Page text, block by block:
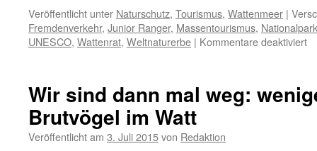
Veröffentlicht unter Naturschutz, Tourismus, Wattenmeer |
Fremdenverkehr, Junior Ranger, Massentourismus,
UNESCO, Wattenrat, Weltnaturerbe | Kommentare deaktiviert
Wir sind dann mal weg:
Brutvögel im Watt
Veröffentlicht am 3. Juli 2015von Redaktion